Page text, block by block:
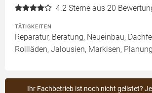
4.2 Sterne aus 20
TÄTIGKEITEN
Reparatur, Beratung, Neueinbau,
Rollläden, Jalousien, Markisen,
Ihr Fachbetrieb ist noch nicht gelistet?